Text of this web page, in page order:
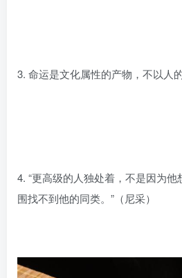
3. 命运是文化属性的产物，不以人
4. “更高级的人独处着，不是因为
围找不到他的同类。”（尼采）